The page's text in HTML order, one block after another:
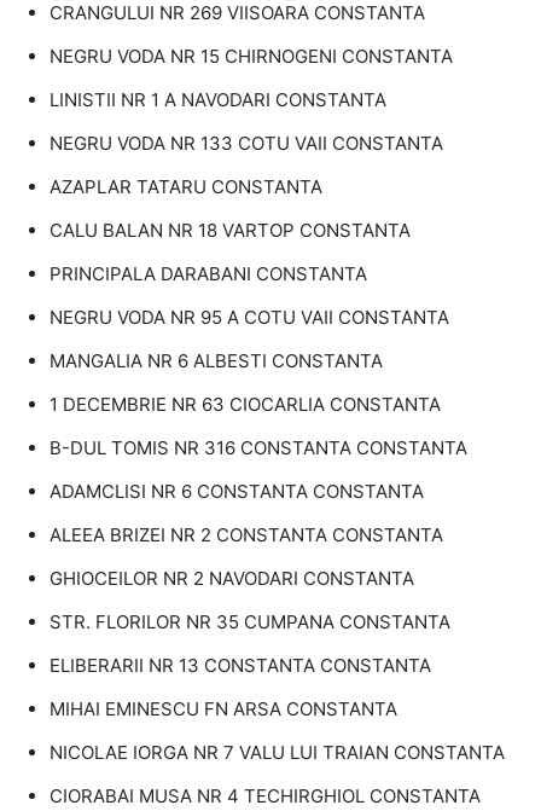
CRANGULUI NR 269 VIISOARA CONSTANTA
NEGRU VODA NR 15 CHIRNOGENI CONSTANTA
LINISTII NR 1 A NAVODARI CONSTANTA
NEGRU VODA NR 133 COTU VAII CONSTANTA
AZAPLAR TATARU CONSTANTA
CALU BALAN NR 18 VARTOP CONSTANTA
PRINCIPALA DARABANI CONSTANTA
NEGRU VODA NR 95 A COTU VAII CONSTANTA
MANGALIA NR 6 ALBESTI CONSTANTA
1 DECEMBRIE NR 63 CIOCARLIA CONSTANTA
B-DUL TOMIS NR 316 CONSTANTA CONSTANTA
ADAMCLISI NR 6 CONSTANTA CONSTANTA
ALEEA BRIZEI NR 2 CONSTANTA CONSTANTA
GHIOCEILOR NR 2 NAVODARI CONSTANTA
STR. FLORILOR NR 35 CUMPANA CONSTANTA
ELIBERARII NR 13 CONSTANTA CONSTANTA
MIHAI EMINESCU FN ARSA CONSTANTA
NICOLAE IORGA NR 7 VALU LUI TRAIAN CONSTANTA
CIORABAI MUSA NR 4 TECHIRGHIOL CONSTANTA